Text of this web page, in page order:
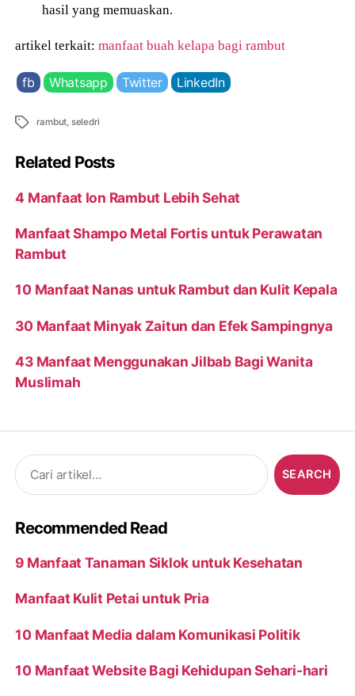
hasil yang memuaskan.
artikel terkait:manfaat buah kelapa bagi rambut
fb Whatsapp Twitter LinkedIn
Tags rambut, seledri
Related Posts
4 Manfaat Ion Rambut Lebih Sehat
Manfaat Shampo Metal Fortis untuk Perawatan
Rambut
10 Manfaat Nanas untuk Rambut dan Kulit Kepala
30 Manfaat Minyak Zaitun dan Efek Sampingnya
43 Manfaat Menggunakan Jilbab Bagi Wanita
Muslimah
Search
for:
Recommended Read
9 Manfaat Tanaman Siklok untuk Kesehatan
Manfaat Kulit Petai untuk Pria
10 Manfaat Media dalam Komunikasi Politik
10 Manfaat Website Bagi Kehidupan Sehari-hari